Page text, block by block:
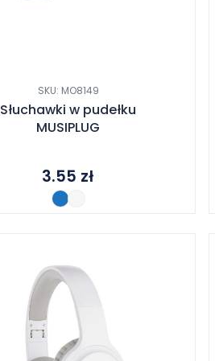
SKU: MO8149
Słuchawki w pudełku
MUSIPLUG
3.55 zł